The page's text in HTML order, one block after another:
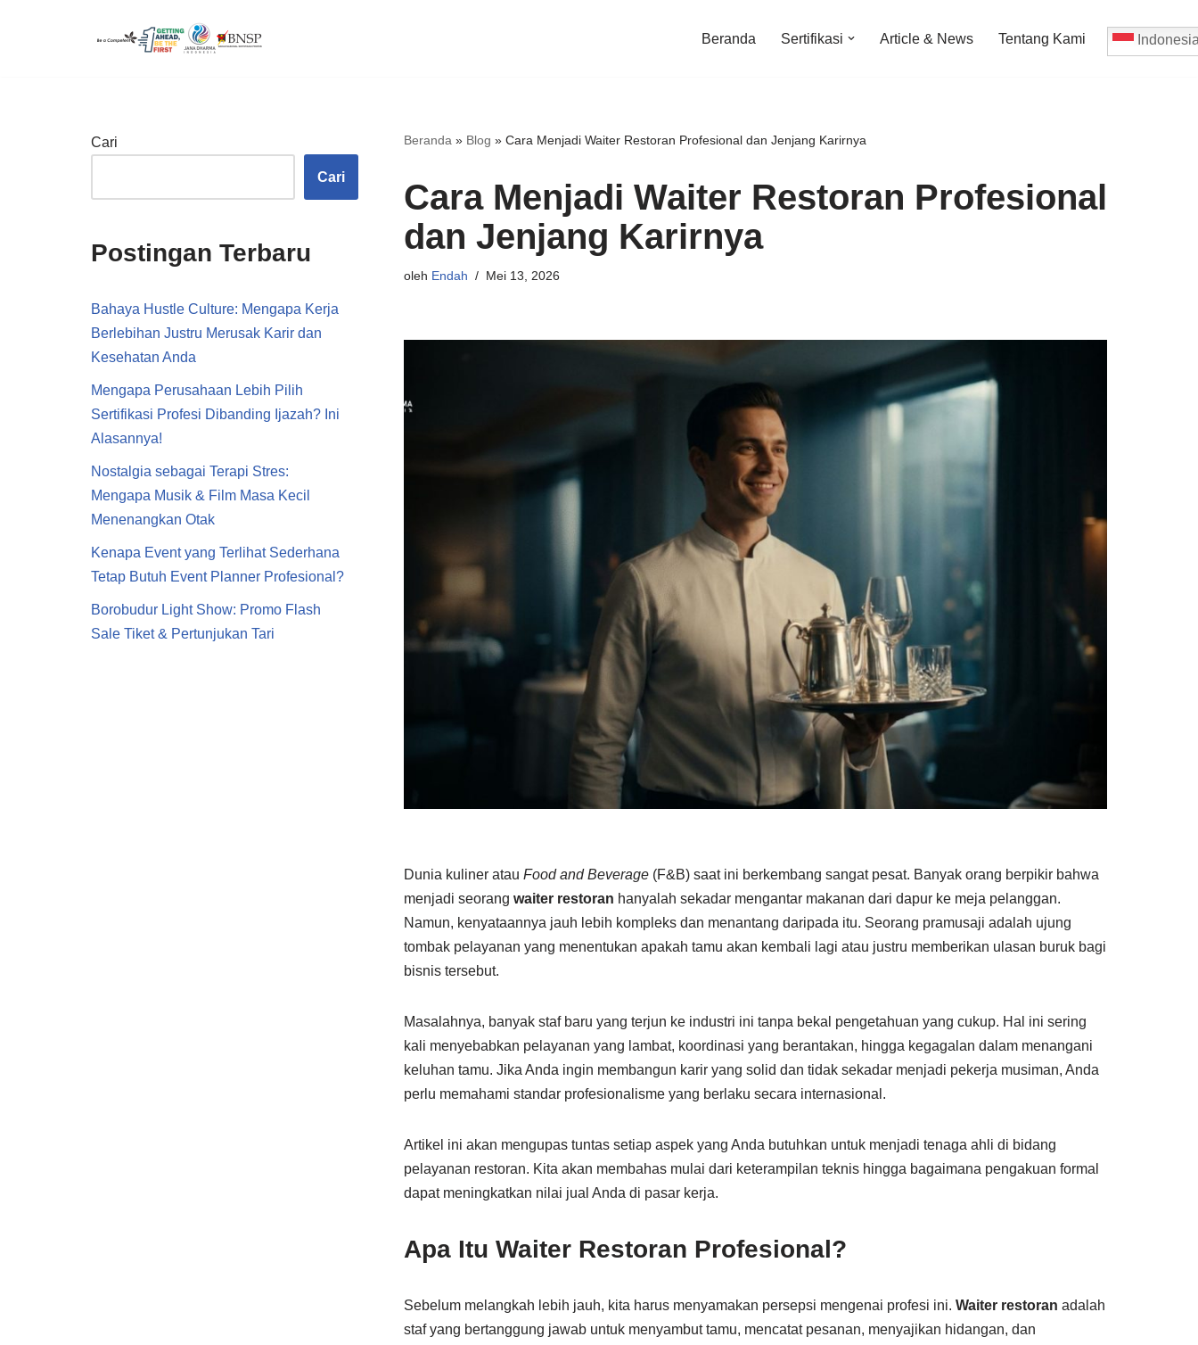
Beranda Sertifikasi Article & News Tentang Kami
Cari
Cari
Postingan Terbaru
Bahaya Hustle Culture: Mengapa Kerja
Berlebihan Justru Merusak Karir dan
Kesehatan Anda
Mengapa Perusahaan Lebih Pilih
Sertifikasi Profesi Dibanding Ijazah? Ini
Alasannya!
Nostalgia sebagai Terapi Stres:
Mengapa Musik & Film Masa Kecil
Menenangkan Otak
Kenapa Event yang Terlihat Sederhana
Tetap Butuh Event Planner Profesional?
Borobudur Light Show: Promo Flash
Sale Tiket & Pertunjukan Tari
Beranda » Blog » Cara Menjadi Waiter Restoran Profesional dan Jenjang Karirnya
Cara Menjadi Waiter Restoran Profesional
dan Jenjang Karirnya
oleh Endah Mei 13, 2026
Dunia kuliner atau Food and Beverage (F&B) saat ini berkembang sangat pesat. Banyak orang berpikir bahwa
menjadi seorang waiter restoran hanyalah sekadar mengantar makanan dari dapur ke meja pelanggan.
Namun, kenyataannya jauh lebih kompleks dan menantang daripada itu. Seorang pramusaji adalah ujung
tombak pelayanan yang menentukan apakah tamu akan kembali lagi atau justru memberikan ulasan buruk bagi
bisnis tersebut.
Masalahnya, banyak staf baru yang terjun ke industri ini tanpa bekal pengetahuan yang cukup. Hal ini sering
kali menyebabkan pelayanan yang lambat, koordinasi yang berantakan, hingga kegagalan dalam menangani
keluhan tamu. Jika Anda ingin membangun karir yang solid dan tidak sekadar menjadi pekerja musiman, Anda
perlu memahami standar profesionalisme yang berlaku secara internasional.
Artikel ini akan mengupas tuntas setiap aspek yang Anda butuhkan untuk menjadi tenaga ahli di bidang
pelayanan restoran. Kita akan membahas mulai dari keterampilan teknis hingga bagaimana pengakuan formal
dapat meningkatkan nilai jual Anda di pasar kerja.
Apa Itu Waiter Restoran Profesional?
Sebelum melangkah lebih jauh, kita harus menyamakan persepsi mengenai profesi ini. Waiter restoran adalah
staf yang bertanggung jawab untuk menyambut tamu, mencatat pesanan, menyajikan hidangan, dan